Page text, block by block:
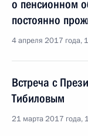
о пенсионном
постоянно
4 апреля 2017 года,
Встреча с
Тибиловым
21 марта 2017 года,